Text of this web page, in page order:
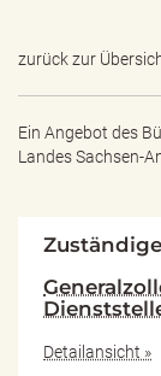
zurück zur
Ein Angebot des
Landes Sachsen-
Detailansicht »